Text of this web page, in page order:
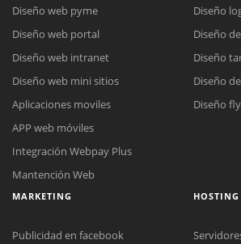
Diseño web pyme
Diseño web portal
Diseño web intranet
Diseño web mini sitios
Aplicaciones moviles
APP web móviles
Integración Webpay Plus
Mantención Web
Diseño
Diseño
Diseño
Diseño
Diseño
MARKETING
Publicidad en facebook
HOSTING